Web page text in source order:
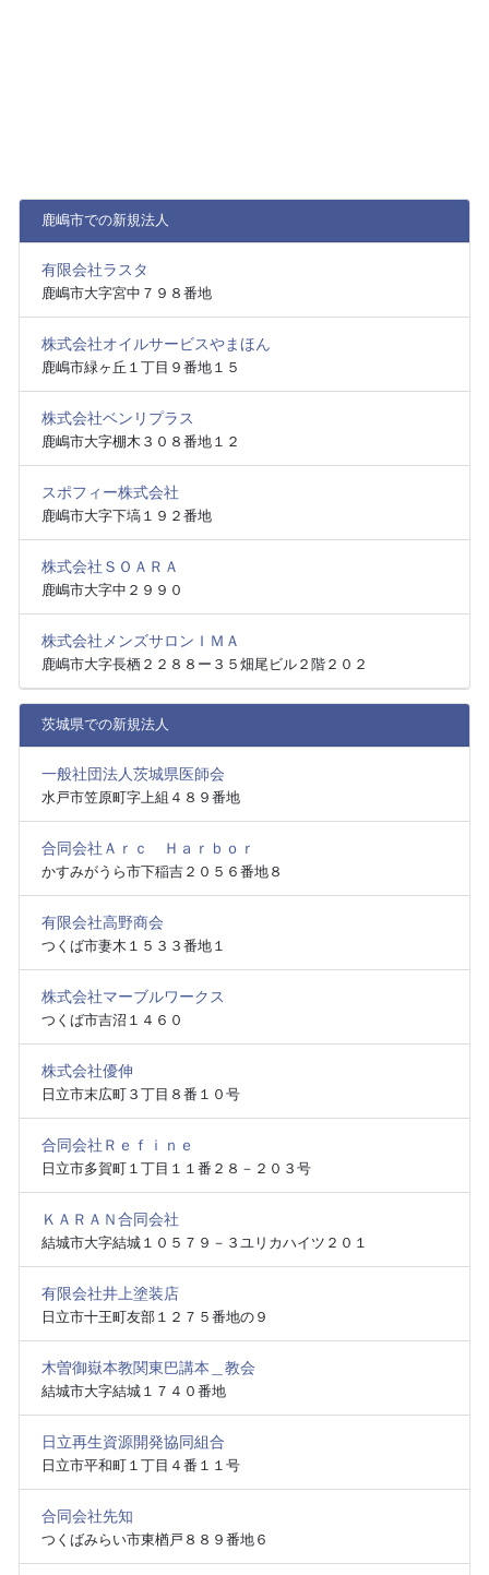
鹿嶋市での新規法人
有限会社ラスタ
鹿嶋市大字宮中７９８番地
株式会社オイルサービスやまほん
鹿嶋市緑ヶ丘１丁目９番地１５
株式会社ベンリプラス
鹿嶋市大字棚木３０８番地１２
スポフィー株式会社
鹿嶋市大字下塙１９２番地
株式会社ＳＯＡＲＡ
鹿嶋市大字中２９９０
株式会社メンズサロンＩＭＡ
鹿嶋市大字長栖２２８８ー３５畑尾ビル２階２０２
茨城県での新規法人
一般社団法人茨城県医師会
水戸市笠原町字上組４８９番地
合同会社Ａｒｃ Ｈａｒｂｏｒ
かすみがうら市下稲吉２０５６番地８
有限会社高野商会
つくば市妻木１５３３番地１
株式会社マーブルワークス
つくば市吉沼１４６０
株式会社優伸
日立市末広町３丁目８番１０号
合同会社Ｒｅｆｉｎｅ
日立市多賀町１丁目１１番２８－２０３号
ＫＡＲＡＮ合同会社
結城市大字結城１０５７９－３ユリカハイツ２０１
有限会社井上塗装店
日立市十王町友部１２７５番地の９
木曽御嶽本教関東巴講本＿教会
結城市大字結城１７４０番地
日立再生資源開発協同組合
日立市平和町１丁目４番１１号
合同会社先知
つくばみらい市東楢戸８８９番地６